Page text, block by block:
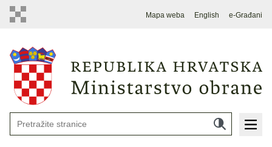
Mapa weba English e-Građani